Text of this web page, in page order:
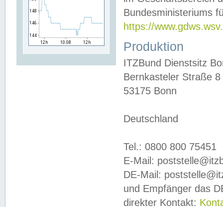
Bundesministeriums
https://
Produktion
ITZBund Dienstsitz
Bernkasteler Straße 8
53175 Bonn
Deutschland
Tel.: 0800 800 75451
E-Mail:
DE-Mail:
und Empfänger das
direkter Kontakt: